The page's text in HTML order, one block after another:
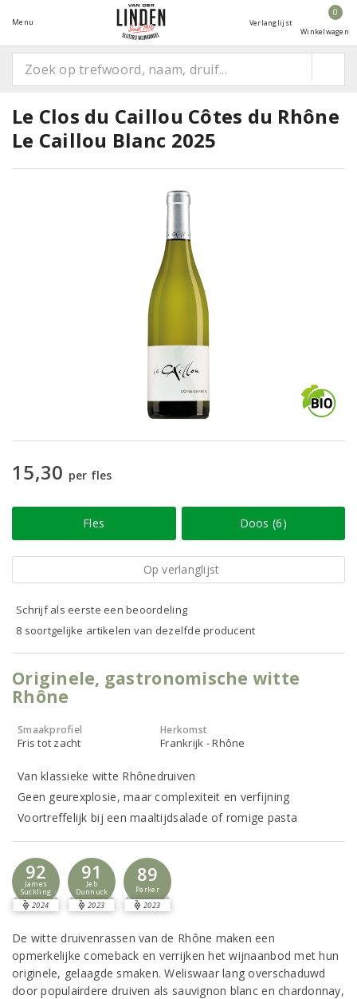
Menu Verlanglijst
0
Winkelwagen
Le Clos du Caillou Côtes du Rhône
Le Caillou Blanc 2025
15,30 per fles
Fles Doos (6)
Op verlanglijst
Schrijf als eerste een beoordeling
8 soortgelijke artikelen van dezelfde producent
Originele, gastronomische witte
Rhône
Smaakprofiel
Fris tot zacht
Herkomst
Frankrijk - Rhône
Van klassieke witte Rhônedruiven
Geen geurexplosie, maar complexiteit en verfijning
Voortreffelijk bij een maaltijdsalade of romige pasta
92
James
Suckling
2024
91
Jeb
Dunnuck
2023
89
Parker
2023
De witte druivenrassen van de Rhône maken een
opmerkelijke comeback en verrijken het wijnaanbod met hun
originele, gelaagde smaken. Weliswaar lang overschaduwd
door populairdere druiven als sauvignon blanc en chardonnay,